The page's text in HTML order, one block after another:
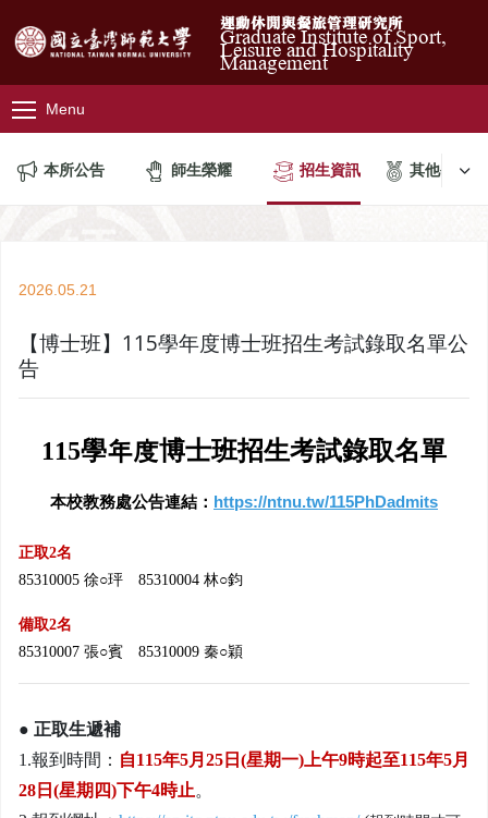
運動休閒與餐旅管理研究所
Graduate Institute of Sport,
Leisure and Hospitality
Management
Menu
本所公告 師生榮耀 招生資訊 其他公告
2026.05.21
【博士班】115學年度博士班招生考試錄取名單公
告
115學年度博士班招生考試錄取名單
本校教務處公告連結： https://ntnu.tw/115PhDadmits
正取2名
85310005 徐○玶 85310004 林○鈞
備取2名
85310007 張○賓 85310009 秦○穎
● 正取生遞補
1.報到時間： 自115年5月 25 日 (星期一) 上午9時起至115年5月
28 日 (星期四)下午4時止。